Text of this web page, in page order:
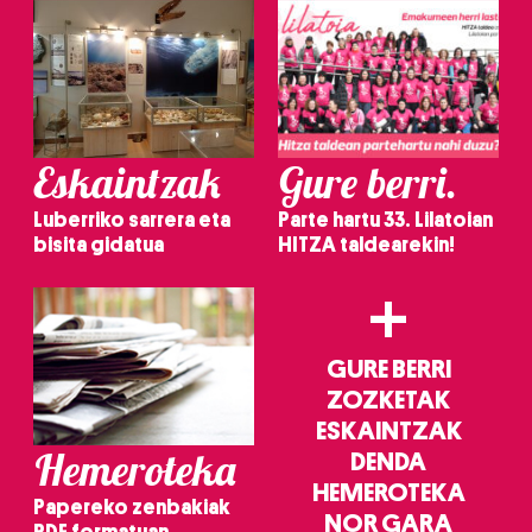
Eskaintzak
Luberriko sarrera eta
bisita gidatua
Gure berri.
Parte hartu 33. Lilatoian
HITZA taldearekin!
Hemeroteka
Papereko zenbakiak
+
GURE BERRI
ZOZKETAK
ESKAINTZAK
DENDA
HEMEROTEKA
NOR GARA